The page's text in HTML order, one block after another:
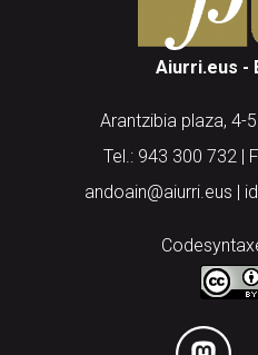
Aiurri.eus -
Arantzibia plaza, 4-
Tel.: 943 300 732 |
andoain@aiurri.eus |